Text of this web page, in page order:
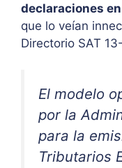
declaraciones
que lo veían
Directorio SAT
El modelo
por la
para la
Tributarios